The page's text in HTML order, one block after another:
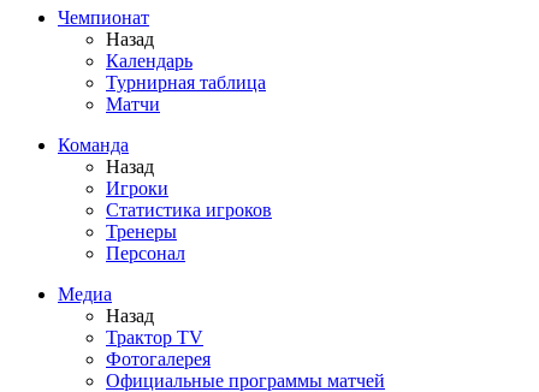
Чемпионат
Назад
Календарь
Турнирная таблица
Матчи
Команда
Назад
Игроки
Статистика игроков
Тренеры
Персонал
Медиа
Назад
Трактор TV
Фотогалерея
Официальные программы матчей